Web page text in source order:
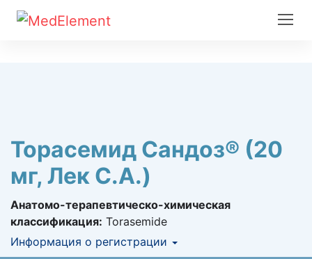
Торасемид Сандоз® (20
мг, Лек С.А.)
Анатомо-терапевтическо-химическая
классификация: Torasemide
Информация о регистрации